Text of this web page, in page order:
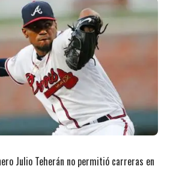
Julio Teherán no permitió carreras en